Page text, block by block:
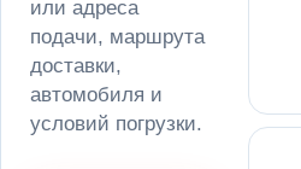
или адреса
подачи, маршрута
доставки,
автомобиля и
условий погрузки.